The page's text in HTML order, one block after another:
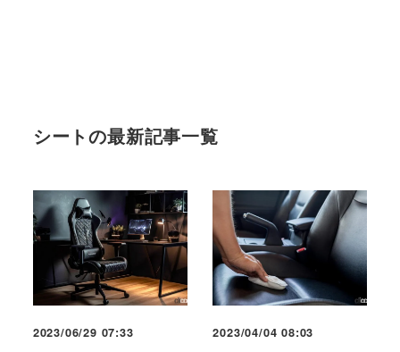
シートの最新記事一覧
2023/06/29 07:33 2023/04/04 08:03